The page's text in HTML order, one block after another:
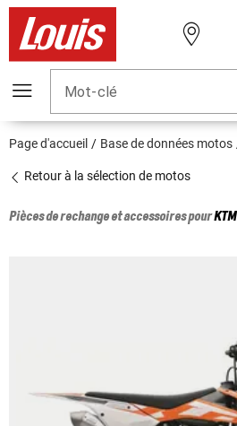
Mot-clé
Page d'accueil Base de données motos
Retour à la sélection de motos
Pièces de rechange et accessoires pourKTM